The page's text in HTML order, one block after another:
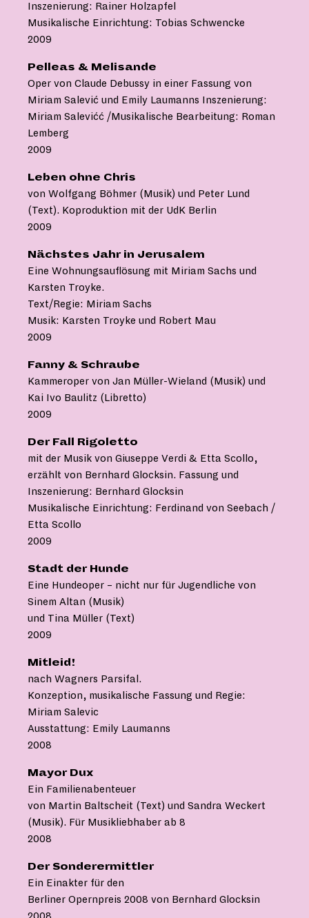
Inszenierung: Rainer Holzapfel
Musikalische Einrichtung: Tobias Schwencke
2009
Pelleas & Melisande
Oper von Claude Debussy in einer Fassung von
Miriam Salević und Emily Laumanns Inszenierung:
Miriam Salevićć /Musikalische Bearbeitung: Roman
Lemberg
2009
Leben ohne Chris
von Wolfgang Böhmer (Musik) und Peter Lund
(Text). Koproduktion mit der UdK Berlin
2009
Nächstes Jahr in Jerusalem
Eine Wohnungsauflösung mit Miriam Sachs und
Karsten Troyke.
Text/Regie: Miriam Sachs
Musik: Karsten Troyke und Robert Mau
2009
Fanny & Schraube
Kammeroper von Jan Müller-Wieland (Musik) und
Kai Ivo Baulitz (Libretto)
2009
Der Fall Rigoletto
mit der Musik von Giuseppe Verdi & Etta Scollo,
erzählt von Bernhard Glocksin. Fassung und
Inszenierung: Bernhard Glocksin
Musikalische Einrichtung: Ferdinand von Seebach /
Etta Scollo
2009
Stadt der Hunde
Eine Hundeoper – nicht nur für Jugendliche von
Sinem Altan (Musik)
und Tina Müller (Text)
2009
Mitleid!
nach Wagners Parsifal.
Konzeption, musikalische Fassung und Regie:
Miriam Salevic
Ausstattung: Emily Laumanns
2008
Mayor Dux
Ein Familienabenteuer
von Martin Baltscheit (Text) und Sandra Weckert
(Musik). Für Musikliebhaber ab 8
2008
Der Sonderermittler
Ein Einakter für den
Berliner Opernpreis 2008 von Bernhard Glocksin